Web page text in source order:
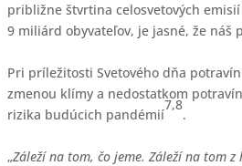
približne štvrtina celosvetových
9 miliárd obyvateľov, je jasné, že náš
Pri príležitosti Svetového dňa
zmenou klímy a nedostatkom
rizika budúcich pandémií
7,8
.
„Záleží na tom, čo jeme. Záleží na tom